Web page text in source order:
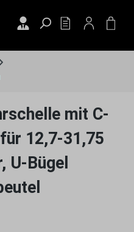
DU HAST 0
mit C-
12,7-31,75
U-Bügel